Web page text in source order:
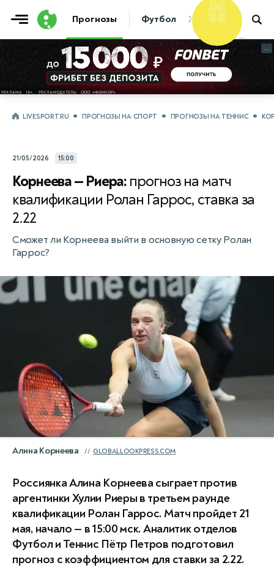
Прогнозы Футбол Хоккей Теннис
Фрибет
10 000 ₽
...
...
LIVESPORT.RU ПРОГНОЗЫ НА СПОРТ ПРОГНОЗЫ НА ТЕННИС
21/05/2026 15:00
Корнеева — Риера: прогноз на матч
квалификации Ролан Гаррос, ставка за
2.22
Сможет ли Корнеева выйти в основную сетку Ролан
Гаррос?
Алина Корнеева GLOBALLOOKPRESS.COM
Россиянка Алина Корнеева сыграет против
аргентинки Хулии Риеры в третьем раунде
квалификации Ролан Гаррос. Матч пройдет 21
мая, начало — в 15:00 мск. Аналитик отделов
Футбол и Теннис Пётр Петров подготовил
прогноз с коэффициентом для ставки за 2.22.